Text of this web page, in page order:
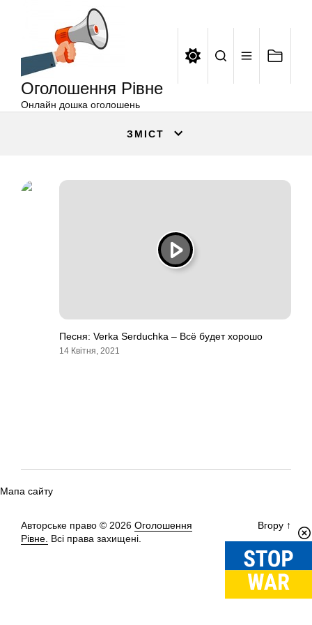
Оголошення Рівне
Онлайн дошка оголошень
ЗМІСТ
Песня: Verka Serduchka – Всё будет хорошо
14 Квітня, 2021
Мапа сайту
Авторське право © 2026 Оголошення
Рівне. Всі права захищені.
Вгору ↑